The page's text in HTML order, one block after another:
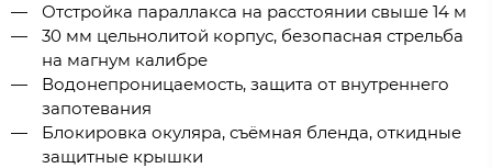
Отстройка параллакса на расстоянии свыше 14 м
30 мм цельнолитой корпус, безопасная стрельба
на магнум калибре
Водонепроницаемость, защита от внутреннего
запотевания
Блокировка окуляра, съёмная бленда, откидные
защитные крышки